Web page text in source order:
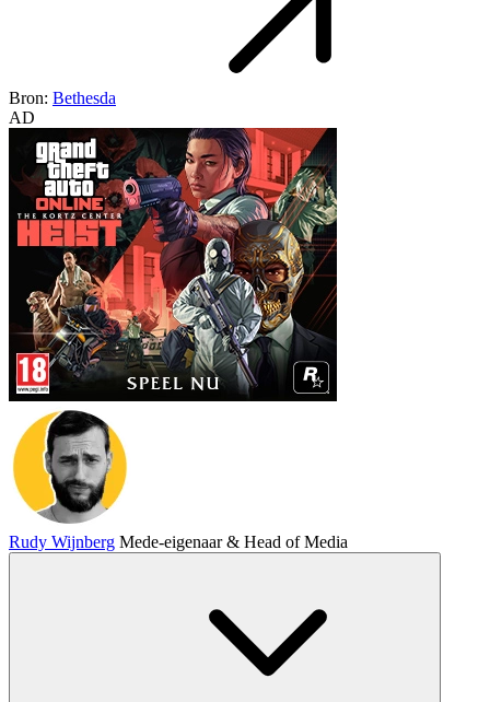
Bron: Bethesda
AD
Rudy Wijnberg Mede-eigenaar & Head of Media